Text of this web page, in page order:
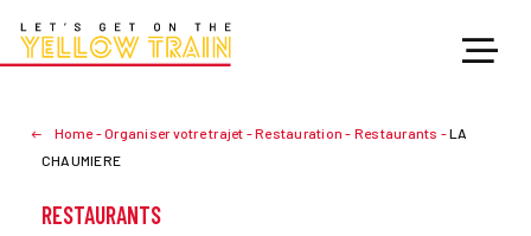
Home-Organiser votre trajet -Restauration - Restaurants -LA
CHAUMIERE
RESTAURANTS